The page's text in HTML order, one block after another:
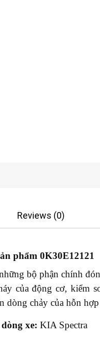
Reviews (0)
phẩm 0K30E12121
bộ phận chính
của động cơ, kiểm
dòng chảy của hỗn
xe: KIA Spectra